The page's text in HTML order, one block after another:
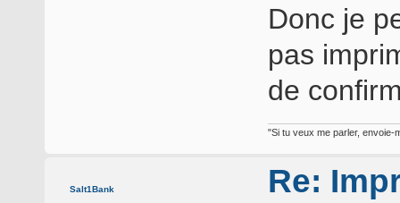
Donc je
pas
de
"Si tu veux me parler, envoie-
Salt1Bank Re: